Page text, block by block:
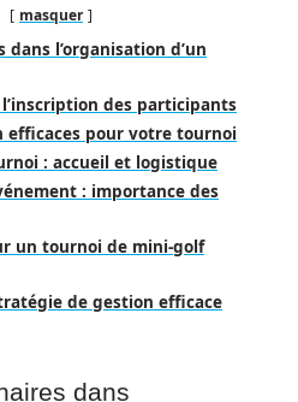
masquer
l’organisation d’un
des participants
efficaces pour votre tournoi
: accueil et logistique
: importance des
un tournoi de mini-golf
de gestion efficace
dans